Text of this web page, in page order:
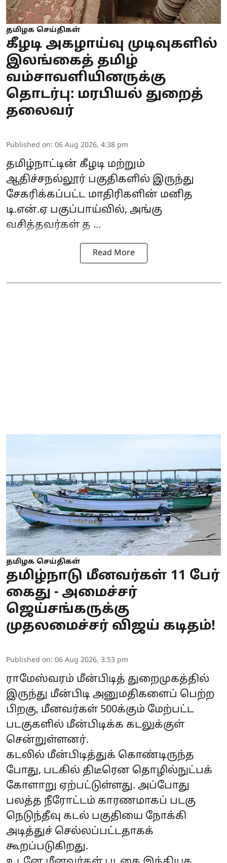
தமிழக செய்திகள்
கீழடி அகழாய்வு முடிவுகளில்
இலங்கைத் தமிழ்
வம்சாவளியினருக்கு
தொடர்பு: மரபியல் துறைத்
தலைவர்
Published on: 06 Aug 2026, 4:38 pm
தமிழ்நாட்டின் கீழடி மற்றும்
ஆதிச்சநல்லூர் பகுதிகளில் இருந்து
சேகரிக்கப்பட்ட மாதிரிகளின் மனித
டி.என்.ஏ பகுப்பாய்வில், அங்கு
வசித்தவர்கள் த ...
Read More
தமிழக செய்திகள்
தமிழ்நாடு மீனவர்கள் 11 பேர்
கைது - அமைச்சர்
ஜெய்சங்கருக்கு
முதலமைச்சர் விஜய் கடிதம்!
Published on: 06 Aug 2026, 3:53 pm
ராமேஸ்வரம் மீன்பிடித் துறைமுகத்தில்
இருந்து மீன்பிடி அனுமதிகளைப் பெற்ற
பிறகு, மீனவர்கள் 500க்கும் மேற்பட்ட
படகுகளில் மீன்பிடிக்க கடலுக்குள்
சென்றுள்ளனர்.
கடலில் மீன்பிடித்துக் கொண்டிருந்த
போது, படகில் திடீரென தொழில்நுட்பக்
கோளாறு ஏற்பட்டுள்ளது. அப்போது
பலத்த நீரோட்டம் காரணமாகப் படகு
நெடுந்தீவு கடல் பகுதியை நோக்கி
அடித்துச் செல்லப்பட்டதாகக்
கூறப்படுகிறது.